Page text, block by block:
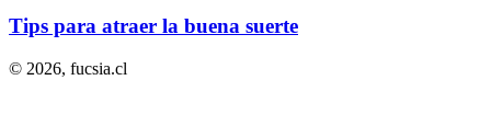
Tips para atraer la buena suerte
© 2026, fucsia.cl